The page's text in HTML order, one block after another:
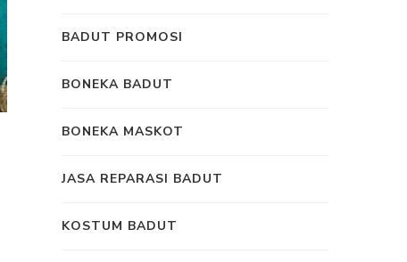
BADUT PROMOSI
BONEKA BADUT
BONEKA MASKOT
JASA REPARASI BADUT
KOSTUM BADUT